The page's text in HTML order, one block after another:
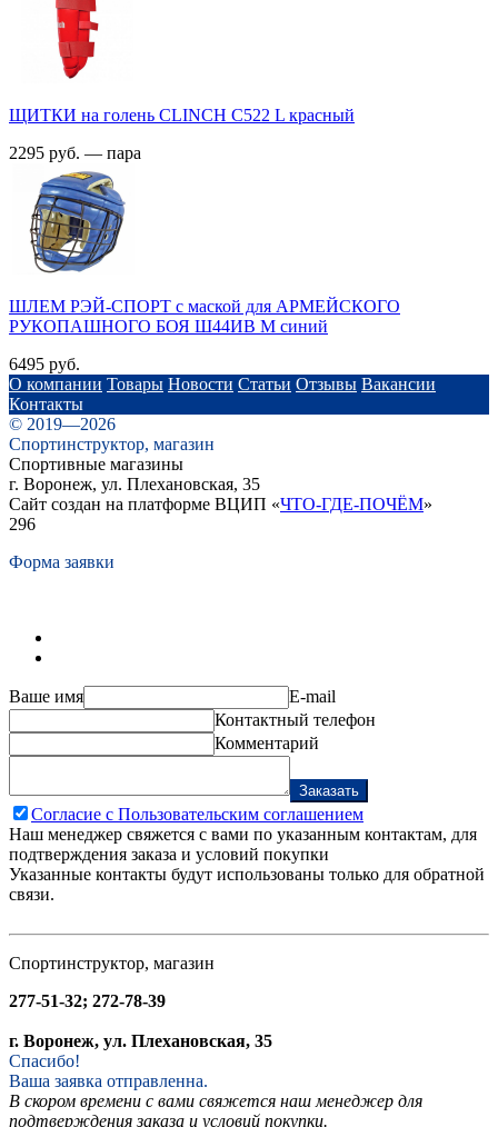
ЩИТКИ на голень CLINCH С522 L красный
2295 руб. — пара
ШЛЕМ РЭЙ-СПОРТ с маской для АРМЕЙСКОГО
РУКОПАШНОГО БОЯ Ш44ИВ M синий
6495 руб.
О компании Товары Новости Статьи Отзывы Вакансии
Контакты
© 2019—2026
Спортинструктор, магазин
Спортивные магазины
г. Воронеж, ул. Плехановская, 35
Сайт создан на платформе ВЦИП «ЧТО-ГДЕ-ПОЧЁМ»
296
Форма заявки
Ваше имя
E-mail
Контактный телефон
Комментарий
Заказать
Согласие с Пользовательским соглашением
Наш менеджер свяжется с вами по указанным контактам, для
подтверждения заказа и условий покупки
Указанные контакты будут использованы только для обратной
связи.
Спортинструктор, магазин
277-51-32; 272-78-39
г. Воронеж, ул. Плехановская, 35
Спасибо!
Ваша заявка отправленна.
В скором времени с вами свяжется наш менеджер для
подтверждения заказа и условий покупки.